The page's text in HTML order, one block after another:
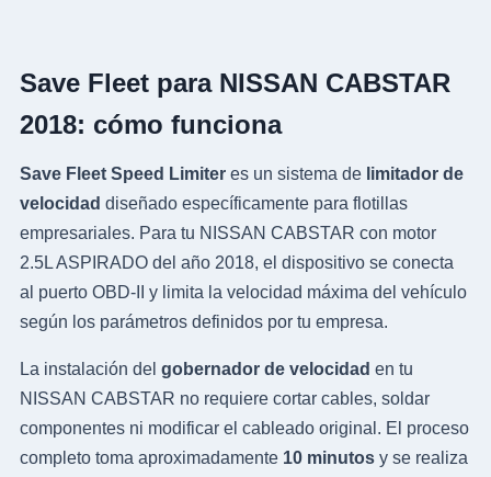
Save Fleet para NISSAN CABSTAR
2018: cómo funciona
Save Fleet Speed Limiteres un sistema de limitador de
velocidad diseñado específicamente para flotillas
empresariales. Para tu NISSAN CABSTAR con motor
2.5L ASPIRADO del año 2018, el dispositivo se conecta
al puerto OBD-II y limita la velocidad máxima del vehículo
según los parámetros definidos por tu empresa.
La instalación del gobernador de velocidad en tu
NISSAN CABSTAR no requiere cortar cables, soldar
componentes ni modificar el cableado original. El proceso
completo toma aproximadamente 10 minutosy se realiza